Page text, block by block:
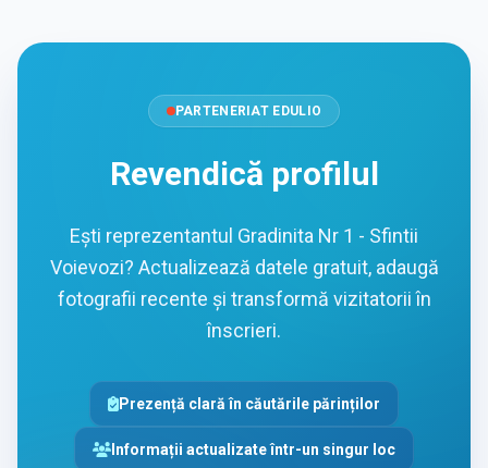
PARTENERIAT EDULIO
Revendică profilul
Ești reprezentantul Gradinita Nr 1 - Sfintii
Voievozi? Actualizează datele gratuit, adaugă
fotografii recente și transformă vizitatorii în
înscrieri.
Prezență clară în căutările părinților
Informații actualizate într-un singur loc